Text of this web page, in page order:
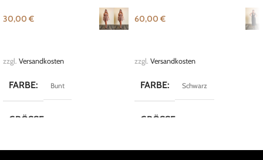
30,00 €
zzgl. Versandkosten
FARBE Bunt
GRÖSSE
60,00 €
zzgl. Versandkosten
FARBE Schwarz
GRÖSSE